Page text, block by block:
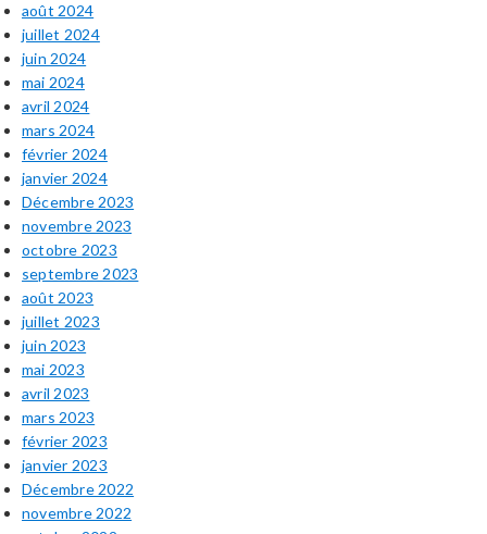
août 2024
juillet 2024
juin 2024
mai 2024
avril 2024
mars 2024
février 2024
janvier 2024
Décembre 2023
novembre 2023
octobre 2023
septembre 2023
août 2023
juillet 2023
juin 2023
mai 2023
avril 2023
mars 2023
février 2023
janvier 2023
Décembre 2022
novembre 2022